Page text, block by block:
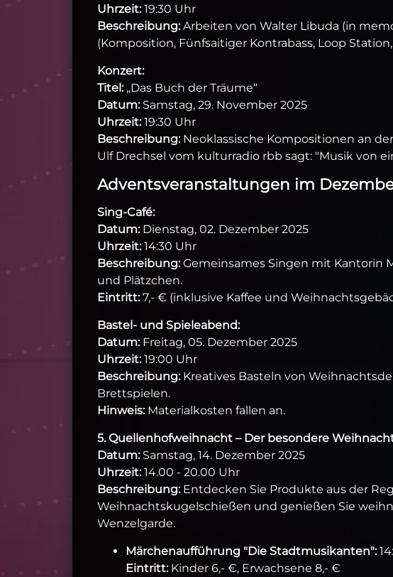
Uhrzeit:19:30 Uhr
Beschreibung:Arbeiten von Walter Libuda (in
(Komposition, Fünfsaitiger Kontrabass, Loop
Konzert:
Titel:„Das Buch der Träume“
Datum:Samstag, 29. November 2025
Uhrzeit:19:30 Uhr
Beschreibung:Neoklassische Kompositionen an
Ulf Drechsel vom kulturradio rbb sagt: "Musik von
Adventsveranstaltungen im
Sing-Café:
Datum:Dienstag, 02. Dezember 2025
Uhrzeit:14:30 Uhr
Beschreibung:Gemeinsames Singen mit Kantorin
und Plätzchen.
Eintritt:7,- € (inklusive Kaffee und
Bastel- und Spieleabend:
Datum:Freitag, 05. Dezember 2025
Uhrzeit:19:00 Uhr
Beschreibung:Kreatives Basteln von
Brettspielen.
Hinweis:Materialkosten fallen an.
5. Quellenhofweihnacht – Der besondere
Datum:Samstag, 14. Dezember 2025
Uhrzeit:14.00 - 20.00 Uhr
Beschreibung:Entdecken Sie Produkte aus der
Weihnachtskugelschießen und genießen Sie
Wenzelgarde.
Märchenaufführung "Die Stadtmusikanten":
Eintritt:Kinder 6,- €, Erwachsene 8,- €